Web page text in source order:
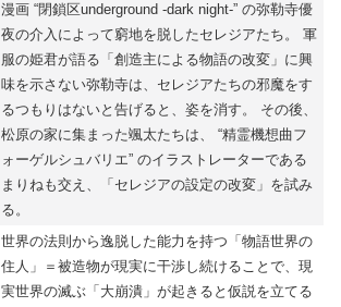
漫画 “閉鎖区underground -dark night-” の弥勒寺優
夜の介入によって窮地を脱したセレジアたち。 軍
服の姫君が語る「創造主による物語の改変」に興
味を示さない弥勒寺は、セレジアたちの邪魔をす
るつもりはないと告げると、姿を消す。 その後、
松原の家に集まった颯太たちは、 “精霊機想曲フ
ォーゲルシュバリエ” のイラストレーターである
まりねも交え、「セレジアの設定の改変」を試み
る。
世界の法則から逸脱した能力を持つ「物語世界の
住人」＝被造物が現実に干渉し続けることで、現
実世界の滅ぶ「大崩潰」が起きると仮説を立てる